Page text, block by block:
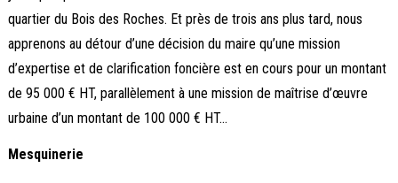
quartier du Bois des Roches. Et près de trois ans plus tard, nous
apprenons au détour d’une décision du maire qu’une mission
d’expertise et de clarification foncière est en cours pour un montant
de 95 000 € HT, parallèlement à une mission de maîtrise d’œuvre
urbaine d’un montant de 100 000 € HT…
Mesquinerie